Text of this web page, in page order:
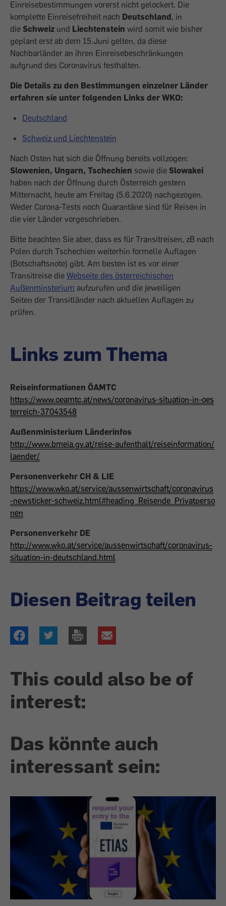
Einreisebestimmungen vorerst nicht gelockert. Die
komplette Einreisefreiheit nach Deutschland, in
die Schweiz und Liechtenstein wird somit wie bisher
geplant erst ab dem 15.Juni gelten, da diese
Nachbarländer an ihren Einreisebeschränkungen
aufgrund des Coronavirus festhalten.
Die Details zu den Bestimmungen einzelner Länder
erfahren sie unter folgenden Links der WKO:
Deutschland
Schweiz und Liechtenstein
Nach Osten hat sich die Öffnung bereits vollzogen:
Slowenien, Ungarn, Tschechien sowie die Slowakei
haben nach der Öffnung durch Österreich gestern
Mitternacht, heute am Freitag (5.6.2020) nachgezogen.
Weder Corona-Tests noch Quarantäne sind für Reisen in
die vier Länder vorgeschrieben.
Bitte beachten Sie aber, dass es für Transitreisen, zB nach
Polen durch Tschechien weiterhin formelle Auflagen
(Botschaftsnote) gibt. Am besten ist es vor einer
Transitreise die Webseite des österreichischen
Außenminsterium aufzurufen und die jeweiligen
Seiten der Transitländer nach aktuellen Auflagen zu
prüfen.
Links zum Thema
Reiseinformationen ÖAMTC
https://www.oeamtc.at/news/coronavirus-situation-in-oes
terreich-37043548
Außenministerium Länderinfos
http://www.bmeia.gv.at/reise-aufenthalt/reiseinformation/
laender/
Personenverkehr CH & LIE
https://www.wko.at/service/aussenwirtschaft/coronavirus
-newsticker-schweiz.html#heading_Reisende_Privatperso
nen
Personenverkehr DE
http://www.wko.at/service/aussenwirtschaft/coronavirus-
situation-in-deutschland.html
Diesen Beitrag teilen
This could also be of
interest:
Das könnte auch
interessant sein: